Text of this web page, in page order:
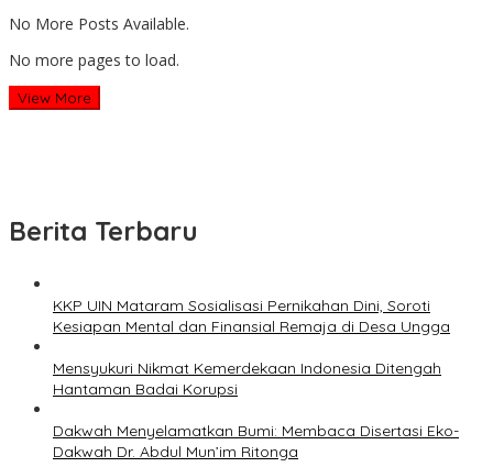
No More Posts Available.
No more pages to load.
View More
Berita Terbaru
KKP UIN Mataram Sosialisasi Pernikahan Dini, Soroti
Kesiapan Mental dan Finansial Remaja di Desa Ungga
Mensyukuri Nikmat Kemerdekaan Indonesia Ditengah
Hantaman Badai Korupsi
Dakwah Menyelamatkan Bumi: Membaca Disertasi Eko-
Dakwah Dr. Abdul Mun’im Ritonga